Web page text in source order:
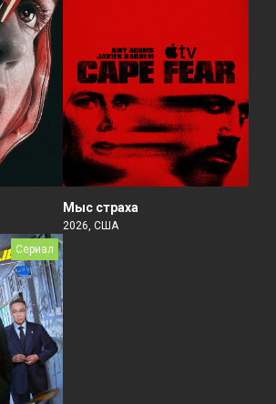
Мыс страха
2026, США
Сериал